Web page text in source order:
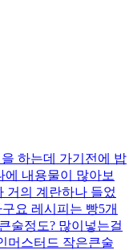
하는데 가기전에 밥
내용물이 많아보
거의 계란하나 들었
요 레시피는 빵5개
술정도? 많이넣는걸
머스터드 작은큰술